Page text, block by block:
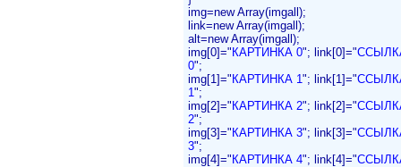
img=new Array(imgall);
link=new Array(imgall);
alt=new Array(imgall);
img[0]=" КАРТИНКА 0"; link[0]="
0";
img[1]=" КАРТИНКА 1"; link[1]="
1";
img[2]=" КАРТИНКА 2"; link[2]="
2";
img[3]=" КАРТИНКА 3"; link[3]="
3";
img[4]=" КАРТИНКА 4"; link[4]="